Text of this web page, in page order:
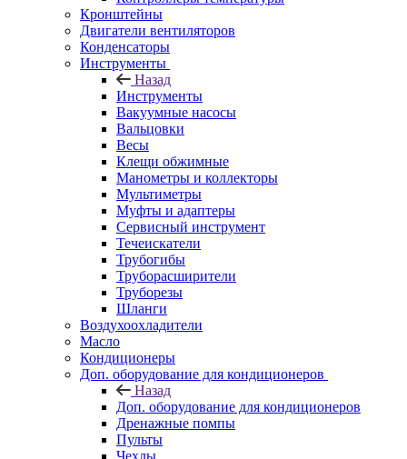
Кронштейны
Двигатели вентиляторов
Конденсаторы
Инструменты
Назад
Инструменты
Вакуумные насосы
Вальцовки
Весы
Клещи обжимные
Манометры и коллекторы
Мультиметры
Муфты и адаптеры
Сервисный инструмент
Течеискатели
Трубогибы
Труборасширители
Труборезы
Шланги
Воздухоохладители
Масло
Кондиционеры
Доп. оборудование для кондиционеров
Назад
Доп. оборудование для кондиционеров
Дренажные помпы
Пульты
Чехлы